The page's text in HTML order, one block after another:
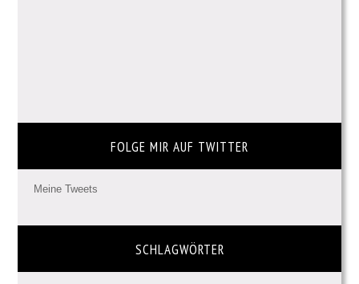
FOLGE MIR AUF TWITTER
Meine Tweets
SCHLAGWÖRTER